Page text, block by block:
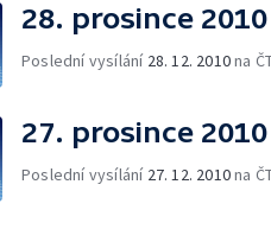
28. prosince 2010
Poslední vysílání 28. 12. 2010na
27. prosince 2010
Poslední vysílání 27. 12. 2010na